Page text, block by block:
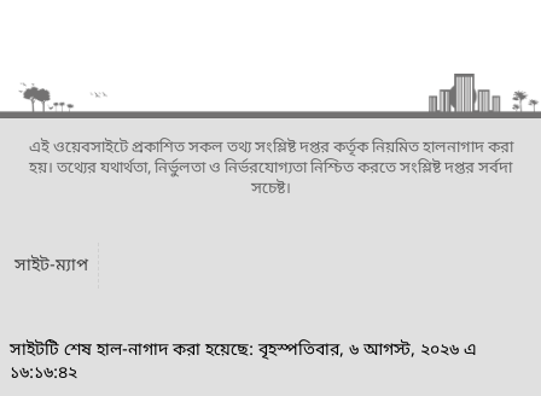
এই ওয়েবসাইটে প্রকাশিত সকল তথ্য সংশ্লিষ্ট দপ্তর কর্তৃক নিয়মিত হালনাগাদ করা
হয়। তথ্যের যথার্থতা, নির্ভুলতা ও নির্ভরযোগ্যতা নিশ্চিত করতে সংশ্লিষ্ট দপ্তর সর্বদা
সচেষ্ট।
সাইট-ম্যাপ
সাইটটি শেষ হাল-নাগাদ করা হয়েছে: বৃহস্পতিবার, ৬ আগস্ট, ২০২৬ এ
১৬:১৬:৪২